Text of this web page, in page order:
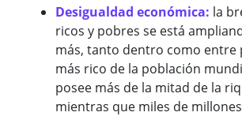
Desigualdad económica: la
ricos y pobres se está
más, tanto dentro como entre
más rico de la población
posee más de la mitad de la
mientras que miles de